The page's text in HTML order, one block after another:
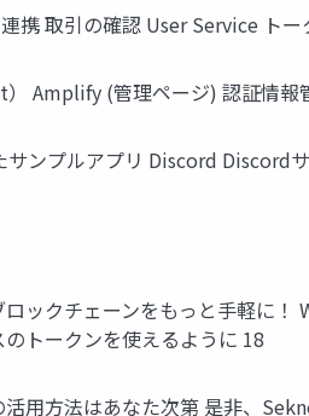
携 取引の確認 User Service ト
Amplify (管理ページ) 認証情
ンプルアプリ Discord Discord
ロックチェーンをもっと手軽に
トークンを使えるように 18
用方法はあなた次第 是非、